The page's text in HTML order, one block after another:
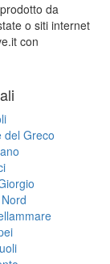
da
o siti internet
con
del Greco